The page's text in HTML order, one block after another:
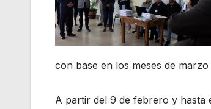
con base en los meses de
A partir del 9 de febrero y hasta